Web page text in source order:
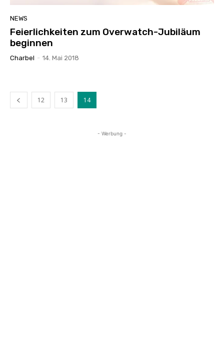
NEWS
Feierlichkeiten zum Overwatch-Jubiläum
beginnen
Charbel - 14. Mai 2018
12 13 14
- Werbung -